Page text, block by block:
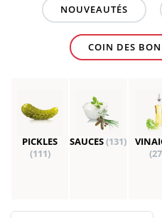
NOUVEAUTÉS
COIN DES
PICKLES
(111)
SAUCES(131)